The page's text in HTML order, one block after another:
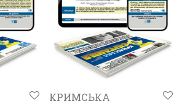
КРИМСЬКА